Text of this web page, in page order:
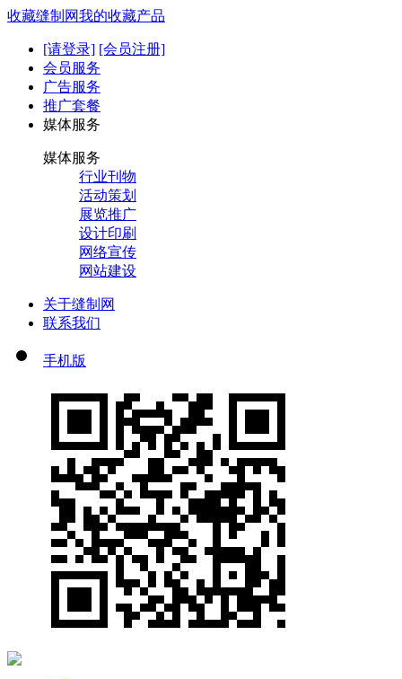
收藏缝制网我的收藏产品
[请登录] [会员注册]
会员服务
广告服务
推广套餐
媒体服务
媒体服务
行业刊物
活动策划
展览推广
设计印刷
网络宣传
网站建设
关于缝制网
联系我们
手机版